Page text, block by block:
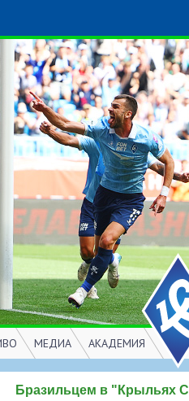
МЕДИА
Фото
Крылья Советов - ТВ
АКАДЕМИЯ
Бразильцем в "Крыльях